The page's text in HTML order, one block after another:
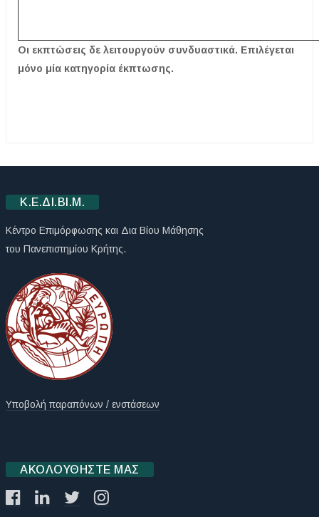
Οι εκπτώσεις δε λειτουργούν συνδυαστικά. Επιλέγεται
μόνο μία κατηγορία έκπτωσης.
Κ.Ε.ΔΙ.ΒΙ.Μ.
Κέντρο Επιμόρφωσης και Δια Βίου Μάθησης
του Πανεπιστημίου Κρήτης.
Υποβολή παραπόνων / ενστάσεων
ΑΚΟΛΟΥΘΉΣΤΕ ΜΑΣ